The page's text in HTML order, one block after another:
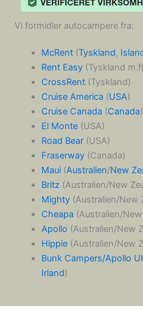
Vi formidler autocampere fra:
McRent(Tyskland,
Rent Easy(Tyskland
CrossRent(Tyskland)
Cruise America (USA)
Cruise Canada (Canada)
El Monte(USA)
Road Bear(USA)
Fraserway (Canada)
Maui (Australien/New
Britz (Australien/New
Mighty (Australien/New
Cheapa (Australien/
Apollo (Australien/New
Hippie(Australien/New
Bunk Campers/Apollo
Irland)